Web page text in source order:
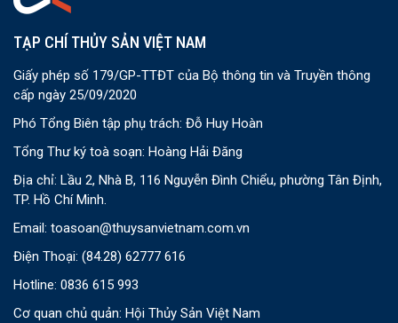
TẠP CHÍ THỦY SẢN VIỆT NAM
Giấy phép số 179/GP-TTĐT của Bộ thông tin và Truyền thông
cấp ngày 25/09/2020
Phó Tổng Biên tập phụ trách: Đỗ Huy Hoàn
Tổng Thư ký toà soạn: Hoàng Hải Đăng
Địa chỉ: Lầu 2, Nhà B, 116 Nguyễn Đình Chiểu, phường Tân Định,
TP. Hồ Chí Minh.
Email: toasoan@thuysanvietnam.com.vn
Điện Thoại: (84.28) 62777 616
Hotline: 0836 615 993
Cơ quan chủ quản: Hội Thủy Sản Việt Nam